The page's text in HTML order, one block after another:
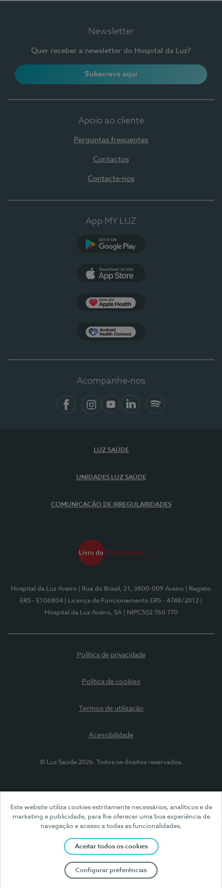
Este website utiliza cookies estritamente necessários, analíticos e de
marketing e publicidade, para lhe oferecer uma boa experiência de
navegação e acesso a todas as funcionalidades.
Aceitar todos os cookies
Configurar preferências
Newsletter
Quer receber a newsletter do Hospital da Luz?
Subscreva aqui
Apoio ao cliente
Perguntas frequentes
Contactos
Contacte-nos
App MY LUZ
Acompanhe-nos
LUZ SAÚDE
UNIDADES LUZ SAÚDE
COMUNICAÇÃO DE IRREGULARIDADES
Hospital da Luz Aveiro | Rua do Brasil, 21, 3800-009 Aveiro
| Registo
ERS - E106804
| Licença de Funcionamento ERS - 4748/2012
Hospital da Luz Aveiro, SA
| NIPC502 760 770
Política de privacidade
Política de cookies
Termos de utilização
Acessibilidade
© Luz Saúde 2026. Todos os direitos reservados.